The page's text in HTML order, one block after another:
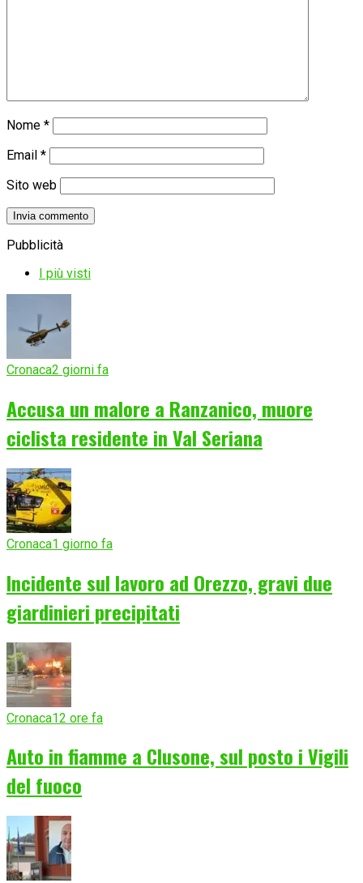
Nome *
Email *
Sito web
Pubblicità
I più visti
Cronaca2 giorni fa
Accusa un malore a Ranzanico, muore
ciclista residente in Val Seriana
Cronaca1 giorno fa
Incidente sul lavoro ad Orezzo, gravi due
giardinieri precipitati
Cronaca12 ore fa
Auto in fiamme a Clusone, sul posto i Vigili
del fuoco